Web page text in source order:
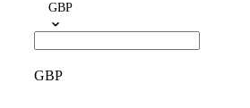
GBP
GBP